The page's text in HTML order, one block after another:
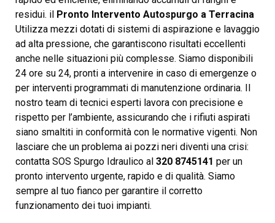
residui. il Pronto Intervento Autospurgo a Terracina
Utilizza mezzi dotati di sistemi di aspirazione e lavaggio
ad alta pressione, che garantiscono risultati eccellenti
anche nelle situazioni più complesse. Siamo disponibili
24 ore su 24, pronti a intervenire in caso di emergenze o
per interventi programmati di manutenzione ordinaria. Il
nostro team di tecnici esperti lavora con precisione e
rispetto per l’ambiente, assicurando che i rifiuti aspirati
siano smaltiti in conformità con le normative vigenti. Non
lasciare che un problema ai pozzi neri diventi una crisi:
contatta SOS Spurgo Idraulico al 320 8745141 per un
pronto intervento urgente, rapido e di qualità. Siamo
sempre al tuo fianco per garantire il corretto
funzionamento dei tuoi impianti.